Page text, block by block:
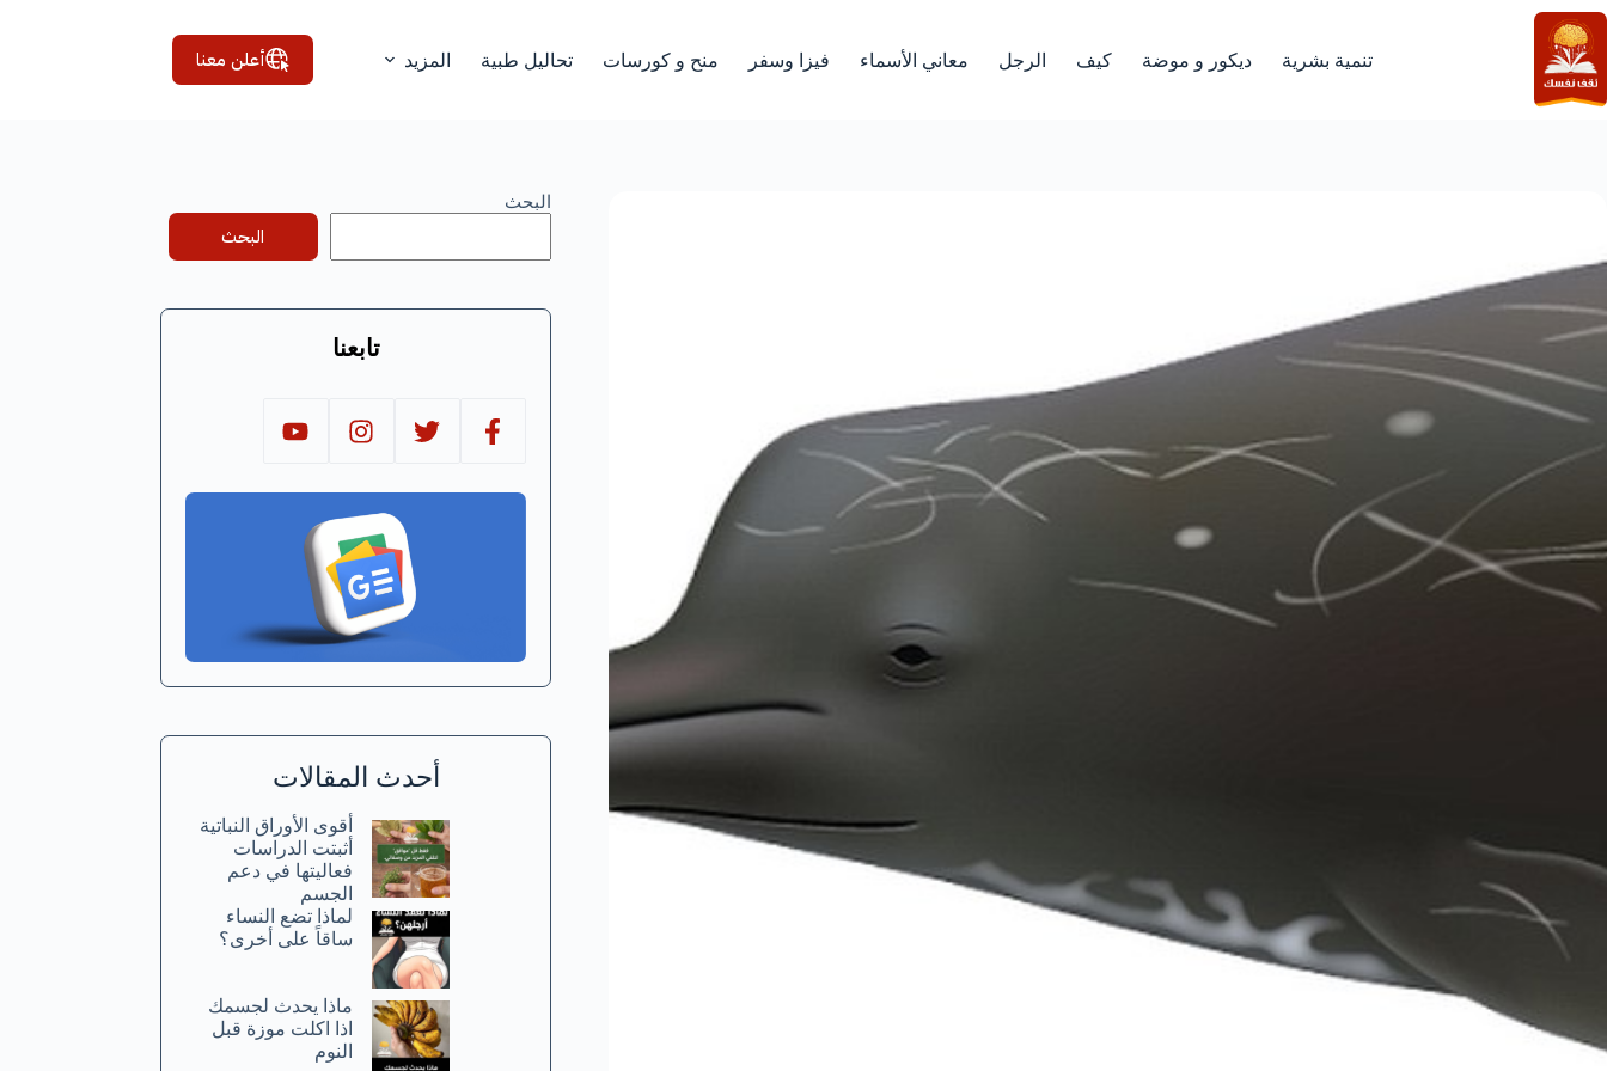
التجاوز
إلى
المحتوى
تنمية بشرية ديكور و موضة كيف الرجل معاني الأسماء فيزا وسفر منح و كورسات تحاليل طبية المزيد أعلن معنا
البحث
البحث
تابعنا
أحدث المقالات
أقوى الأوراق النباتية
أثبتت الدراسات
فعاليتها في دعم
الجسم
لماذا تضع النساء
ساقاً على أخرى؟
ماذا يحدث لجسمك
اذا اكلت موزة قبل
النوم